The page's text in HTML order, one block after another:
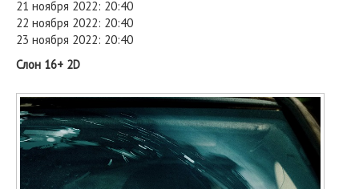
21 ноября 2022: 20:40
22 ноября 2022: 20:40
23 ноября 2022: 20:40
Слон 16+ 2D